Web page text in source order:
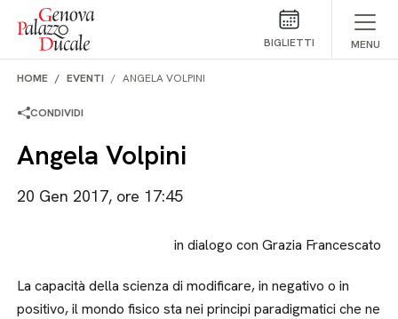
Salta al contenuto
BIGLIETTI MENU
HOME EVENTI ANGELA VOLPINI
CONDIVIDI
Angela Volpini
20 Gen 2017, ore 17:45
in dialogo con Grazia Francescato
La capacità della scienza di modificare, in negativo o in
positivo, il mondo fisico sta nei principi paradigmatici che ne